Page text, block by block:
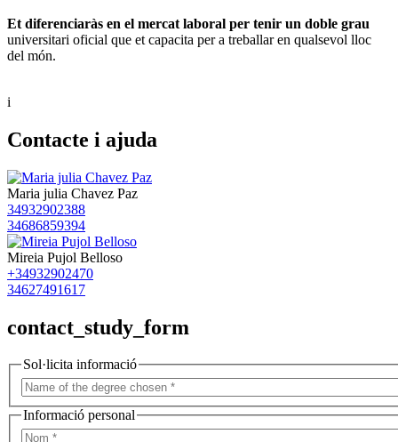
Et diferenciaràs en el mercat laboral per tenir un doble grau
universitari oficial que et capacita per a treballar en qualsevol lloc
del món.
i
Contacte i ajuda
Maria julia Chavez Paz
34932902388
34686859394
Mireia Pujol Belloso
+34932902470
34627491617
contact_study_form
Sol·licita informació
Informació personal